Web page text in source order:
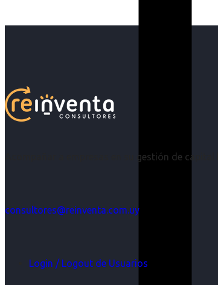
Acompañar a empresas en su gestión de
consultores@reinventa.com.uy
Login / Logout de Usuarios